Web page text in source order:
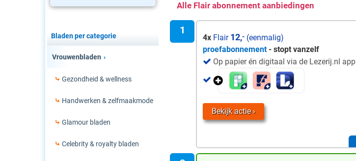
Bladen per categorie
Vrouwenbladen
Gezondheid & wellness
Handwerken & zelfmaakmode
Glamour bladen
Celebrity & royalty bladen
Alle Flair abonnement aanbiedingen
4x Flair 12,- (eenmalig)
proefabonnement - stopt vanzelf
Op papier én digitaal via de Lezerij.nl app
Bekijk actie